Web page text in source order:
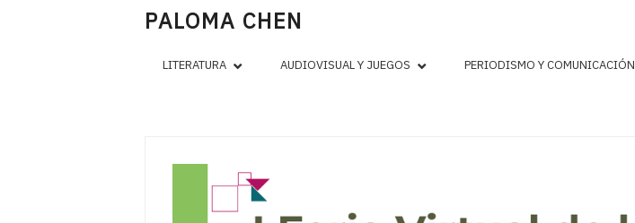
PALOMA CHEN
LITERATURA AUDIOVISUAL Y JUEGOS PERIODISMO Y COMUNICACIÓN